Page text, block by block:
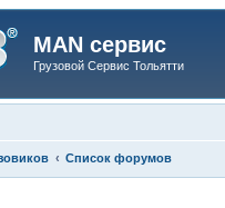
MAN сервис
Грузовой Сервис Тольятти
Список форумов